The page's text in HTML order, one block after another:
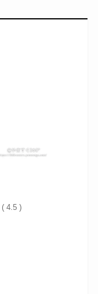
( 4.5 )